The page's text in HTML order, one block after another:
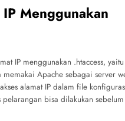
Menggunakan
IP menggunakan .htaccess,
memakai Apache sebagai server
alamat IP dalam file
bisa dilakukan sebelum